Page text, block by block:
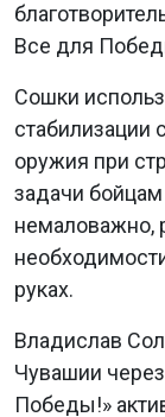
Все для
Сошки
стабилизации
оружия при
задачи
немаловажно,
руках.
Владислав
Чувашии
Победы!»